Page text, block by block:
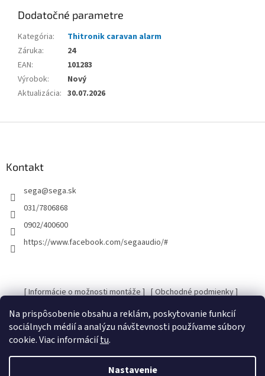
Na prispôsobenie obsahu a reklám, poskytovanie funkcií
sociálnych médií a analýzu návštevnosti používame súbory
cookie. Viac informáciítu.
Nastavenie
Dodatočné parametre
Kategória:
Thitronik caravan alarm
Záruka:
24
EAN:
101283
Výrobok:
Nový
Aktualizácia: 30.07.2026
Kontakt
sega@sega.sk
031/7806868
0902/400600
https://www.facebook.com/segaaudio/#
[ Informácie o možnosti montáže ] [ Obchodné podmienky ]